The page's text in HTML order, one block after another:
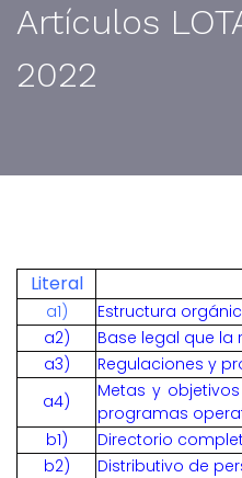
Artículos
2022
Literal
a1)
Estructura
a2)
Base legal que la
a3)
Regulaciones y
a4)
Metas y
programas
b1)
Directorio
b2)
Distributivo de